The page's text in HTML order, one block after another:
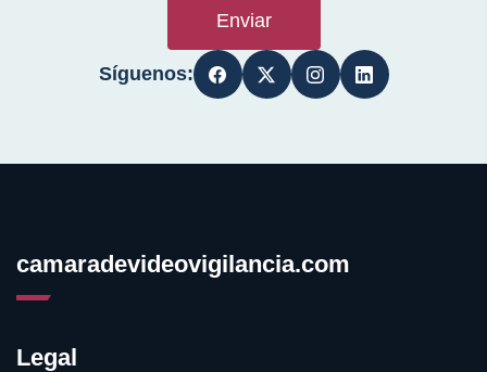
Enviar
Síguenos:
camaradevideovigilancia.com
Legal